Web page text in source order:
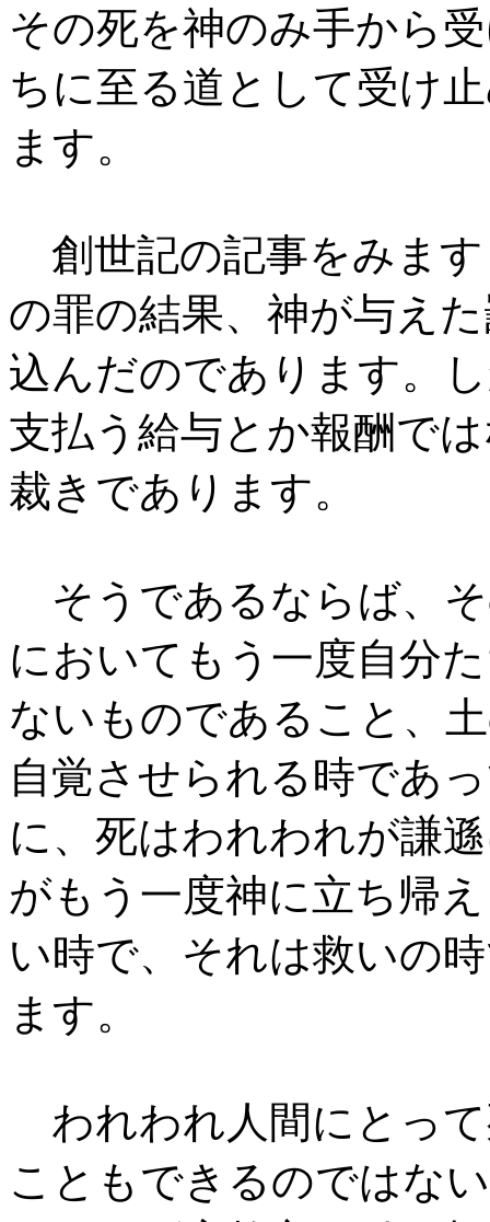
その死を神のみ手から
ちに至る道として受け
ます。
創世記の記事をみま
の罪の結果、神が与え
込んだのであります。
支払う給与とか報酬で
裁きであります。
そうであるならば、
においてもう一度自分
ないものであること、
自覚させられる時であ
に、死はわれわれが謙
がもう一度神に立ち帰
い時で、それは救いの
ます。
われわれ人間にとっ
こともできるのではな